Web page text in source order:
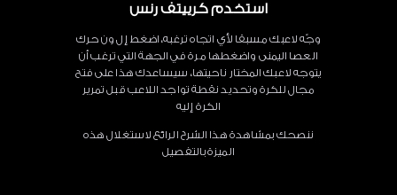
استخدم كرييتف رنس
وجّه لاعبك مسبقا لأي اتجاه ترغبه، اضغط إل ون حرك
العصا اليمنى واضغطها مرة في الجهة التي ترغب أن
يتوجه لاعبك المختار ناحيتها، سيساعدك هذا على فتح
مجال للكرة وتحديد نقطة تواجد اللاعب قبل تمرير
الكرة إليه
ننصحك بمشاهدة هذا الشرح الرائع لاستغلال هذه
الميزة بالتفصيل